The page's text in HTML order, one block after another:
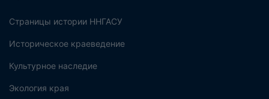
Страницы истории ННГАСУ
Историческое краеведение
Культурное наследие
Экология края